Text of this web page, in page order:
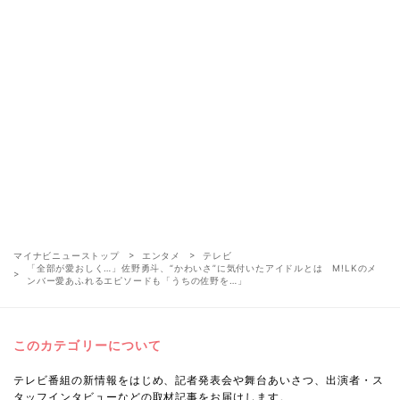
マイナビニューストップ エンタメ
テレビ
「全部が愛おしく…」佐野勇斗、“かわいさ”に気付いたアイドルとは M!LKのメ
ンバー愛あふれるエピソードも「うちの佐野を…」
このカテゴリーについて
テレビ番組の新情報をはじめ、記者発表会や舞台あいさつ、出演者・ス
タッフインタビューなどの取材記事をお届けします。